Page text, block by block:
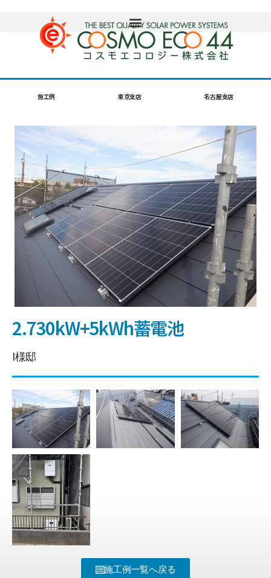
施工例 東京支店 名古屋支店
2.730kW+5kWh蓄電池
I様邸
施工例一覧へ戻る